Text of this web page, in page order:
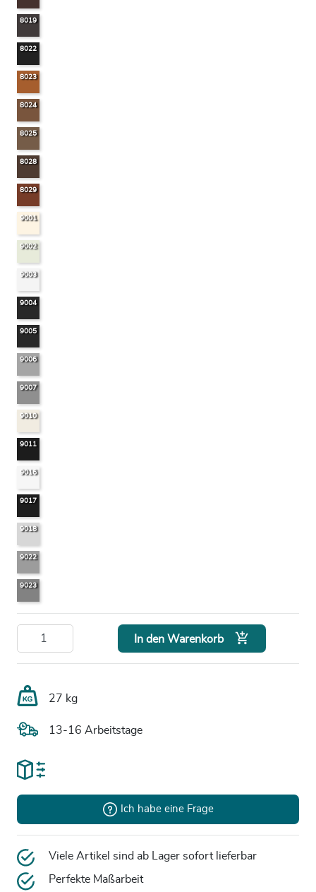
8019
8022
8023
8024
8025
8028
8029
9001
9002
9003
9004
9005
9006
9007
9010
9011
9016
9017
9018
9022
9023
In den Warenkorb 
27 kg
13-16 Arbeitstage
Ich habe eine Frage
Viele Artikel sind ab Lager sofort lieferbar
Perfekte Maßarbeit